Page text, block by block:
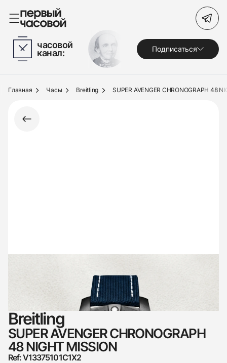
Часы
Украшения
Под заказ
Поиск по сайту
часовой
канал: Подписаться
Главная Часы Breitling SUPER AVENGER CHRONOGRAPH 48
Breitling
SUPER AVENGER CHRONOGRAPH
48 NIGHT MISSION
Ref: V13375101C1X2